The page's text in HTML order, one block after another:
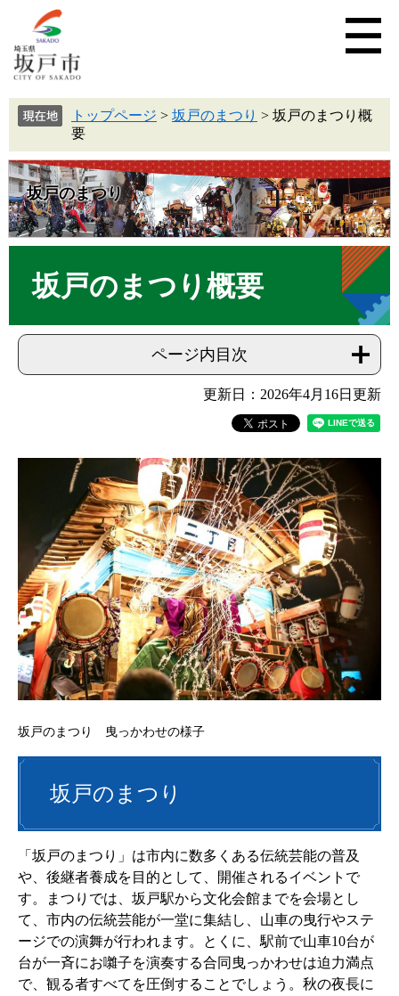
トップページ > 坂戸のまつり > 坂戸のまつり概
要
坂戸のまつり
坂戸のまつり概要
ページ内目次
更新日：2026年4月16日更新
坂戸のまつり 曳っかわせの様子
坂戸のまつり
「坂戸のまつり」は市内に数多くある伝統芸能の普及
や、後継者養成を目的として、開催されるイベントで
す。まつりでは、坂戸駅から文化会館までを会場とし
て、市内の伝統芸能が一堂に集結し、山車の曳行やステ
ージでの演舞が行われます。とくに、駅前で山車10台が
台が一斉にお囃子を演奏する合同曳っかわせは迫力満点
で、観る者すべてを圧倒することでしょう。秋の夜長に